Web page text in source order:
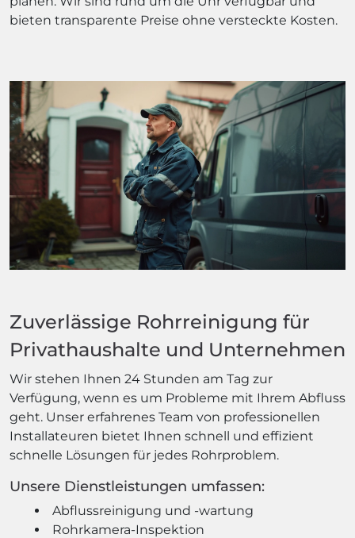
bieten transparente Preise ohne versteckte Kosten.
Zuverlässige Rohrreinigung für
Privathaushalte und Unternehmen
Wir stehen Ihnen 24 Stunden am Tag zur
Verfügung, wenn es um Probleme mit Ihrem Abfluss
geht. Unser erfahrenes Team von professionellen
Installateuren bietet Ihnen schnell und effizient
schnelle Lösungen für jedes Rohrproblem.
Unsere Dienstleistungen umfassen:
Abflussreinigung und -wartung
Rohrkamera-Inspektion